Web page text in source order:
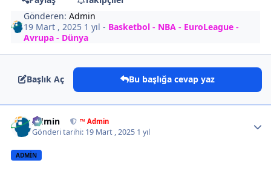
Gönderen:Admin
19 Mart , 2025 1 yıl - Basketbol - NBA - EuroLeague -
Avrupa - Dünya
Başlık Aç Bu başlığa cevap yaz
Admin ™ Admin
Gönderi tarihi: 19 Mart , 2025 1 yıl
ADMIN